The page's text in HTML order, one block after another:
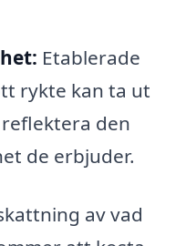
Etablerade
rykte kan ta ut
den
de erbjuder.
av vad